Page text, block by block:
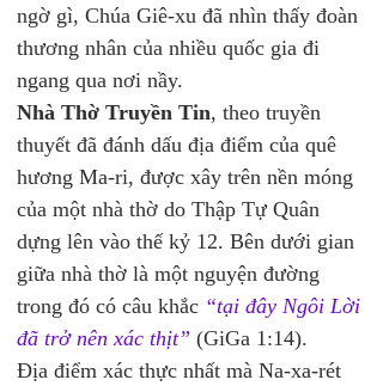
ngờ gì, Chúa Giê-xu đã nhìn thấy đoàn
thương nhân của nhiều quốc gia đi
ngang qua nơi nầy.
Nhà Thờ Truyền Tin, theo truyền
thuyết đã đánh dấu địa điểm của quê
hương Ma-ri, được xây trên nền móng
của một nhà thờ do Thập Tự Quân
dựng lên vào thế kỷ 12. Bên dưới gian
giữa nhà thờ là một nguyện đường
trong đó có câu khắc “tại đây Ngôi Lời
đã trở nên xác thịt” (GiGa 1:14).
Địa điểm xác thực nhất mà Na-xa-rét